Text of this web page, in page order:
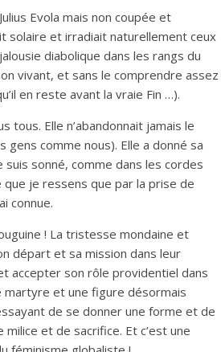
Evola mais non coupée et
solaire et irradiait naturellement ceux
diabolique dans les rangs du
vivant, et sans le comprendre assez
en reste avant la vraie Fin …).
tous. Elle n’abandonnait jamais le
comme nous). Elle a donné sa
suis sonné, comme dans les cordes
je ressens que par la prise de
connue.
! La tristesse mondaine et
départ et sa mission dans leur
accepter son rôle providentiel dans
martyre et une figure désormais
de se donner une forme et de
et de sacrifice. Et c’est une